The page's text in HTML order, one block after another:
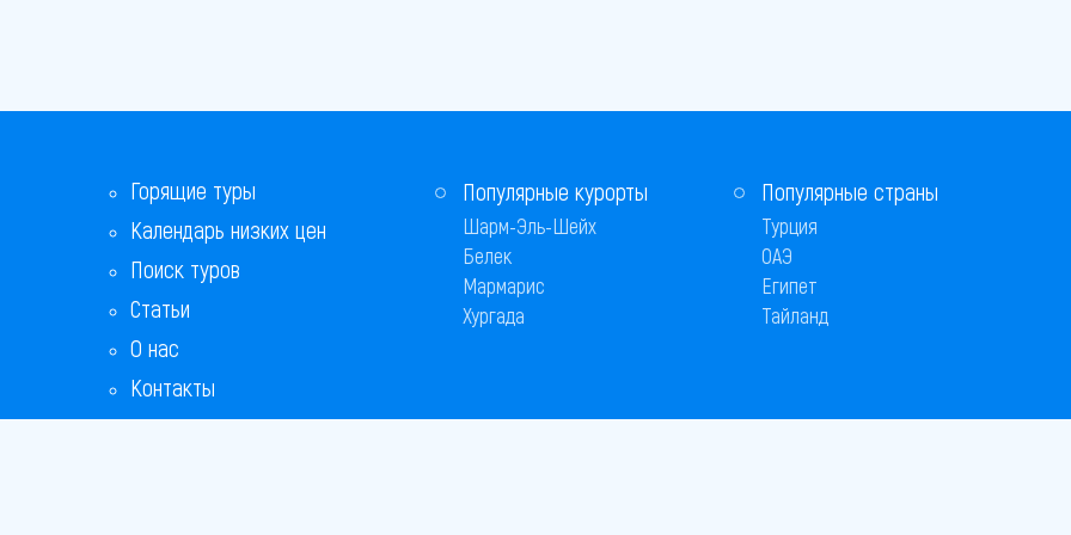
Горящие туры
Календарь низких цен
Поиск туров
Статьи
О нас
Контакты
Популярные курорты
Шарм-Эль-Шейх
Белек
Мармарис
Хургада
Популярные страны
Турция
ОАЭ
Египет
Тайланд